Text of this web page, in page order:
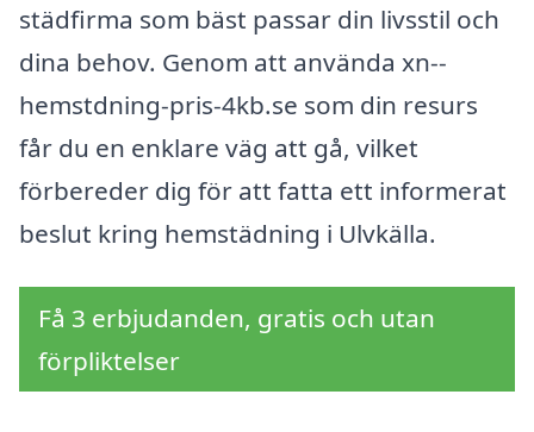
städfirma som bäst passar din livsstil och
dina behov. Genom att använda xn--
hemstdning-pris-4kb.se som din resurs
får du en enklare väg att gå, vilket
förbereder dig för att fatta ett informerat
beslut kring hemstädning i Ulvkälla.
Få 3 erbjudanden, gratis och utan
förpliktelser